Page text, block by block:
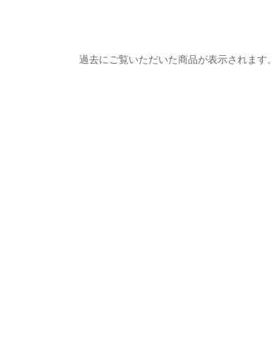
過去にご覧いただいた商品が表示されます。